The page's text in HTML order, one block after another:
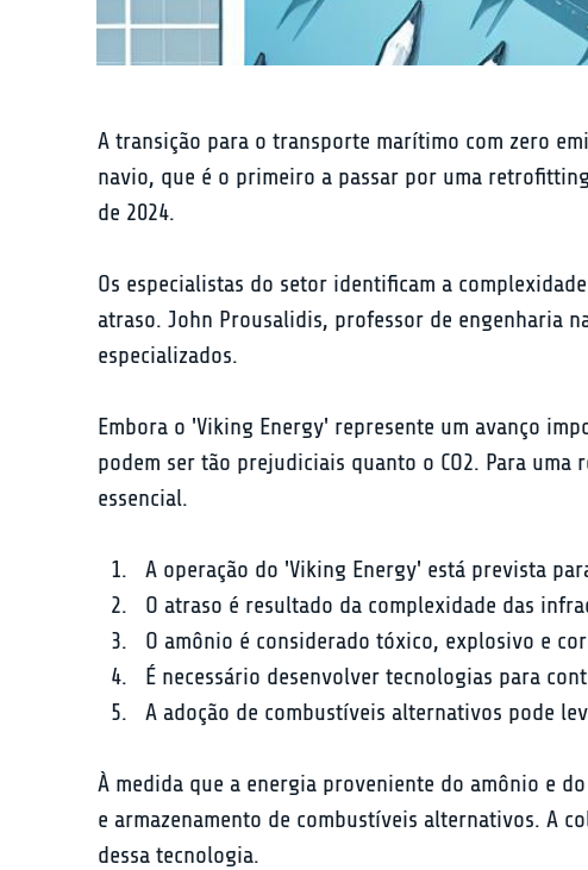
A transição para o transporte marítimo com zero
navio, que é o primeiro a passar por uma
de 2024.
Os especialistas do setor identificam a
atraso. John Prousalidis, professor de engenharia
especializados.
Embora o 'Viking Energy' represente um avanço
podem ser tão prejudiciais quanto o CO2. Para
essencial.
A operação do 'Viking Energy' está prevista
O atraso é resultado da complexidade das
O amônio é considerado tóxico, explosivo e
É necessário desenvolver tecnologias para
A adoção de combustíveis alternativos pode
À medida que a energia proveniente do amônio e
e armazenamento de combustíveis alternativos. A
dessa tecnologia.